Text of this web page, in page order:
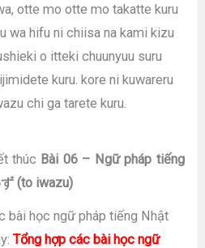
otte mo otte mo takatte kuru
wa hifu ni chiisa na kami kizu
o itteki chuunyuu suru
kuru. kore ni kuwareru
chi ga tarete kuru.
thúc Bài 06 – Ngữ pháp tiếng
(to iwazu)
bài học ngữ pháp tiếng Nhật
Tổng hợp các bài học ngữ